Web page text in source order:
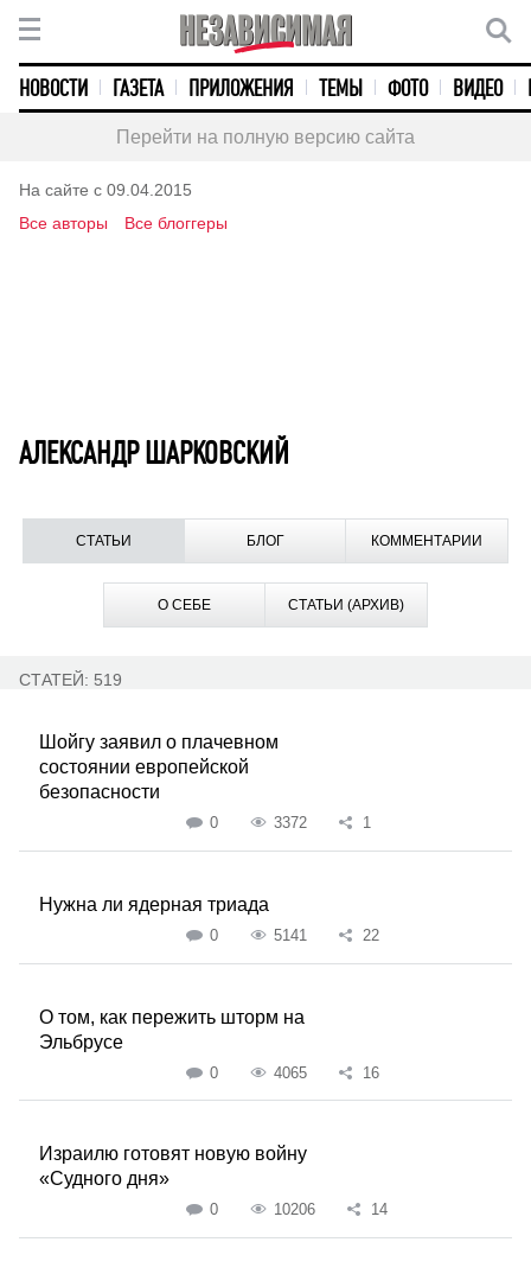
НОВОСТИ ГАЗЕТА ПРИЛОЖЕНИЯ ТЕМЫ ФОТО ВИДЕО
Перейти на полную версию сайта
На сайте с 09.04.2015
Все авторы
Все блоггеры
АЛЕКСАНДР ШАРКОВСКИЙ
СТАТЬИ БЛОГ КОММЕНТАРИИ
О СЕБЕ СТАТЬИ (АРХИВ)
СТАТЕЙ: 519
Шойгу заявил о плачевном
состоянии европейской
безопасности
0 3372 1
Нужна ли ядерная триада
0 5141 22
О том, как пережить шторм на
Эльбрусе
0 4065 16
Израилю готовят новую войну
«Судного дня»
0 10206 14